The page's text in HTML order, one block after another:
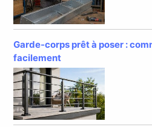
Garde-corps prêt à poser :
facilement